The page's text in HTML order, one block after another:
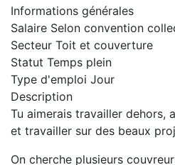
Informations générales
Salaire Selon convention
Secteur Toit et couverture
Statut Temps plein
Type d'emploi Jour
Description
Tu aimerais travailler dehors,
et travailler sur des beaux
On cherche plusieurs